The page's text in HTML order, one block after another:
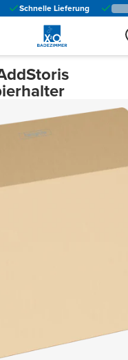
Schnelle Lieferung